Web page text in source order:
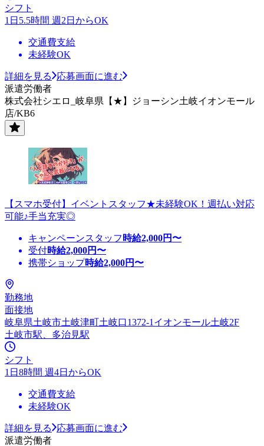
シフト
1日5.5時間 週2日からOK
交通費支給
未経験OK
詳細を見る
応募画面に進む
派遣労働者
株式会社シエロ_岐阜県【★】ジョーシン土岐イオンモール
店/KB6
【スマホ受付】イベントスタッフ★未経験OK！週払い対応
可能♪手当充実◎
キャンペーンスタッフ 時給2,000円〜
受付時給2,000円〜
携帯ショップ時給2,000円〜
勤務地
面接地
岐阜県土岐市土岐津町土岐口1372-1イオンモール土岐2F
土岐市駅、多治見駅
シフト
1日8時間 週4日からOK
交通費支給
未経験OK
詳細を見る
応募画面に進む
派遣労働者